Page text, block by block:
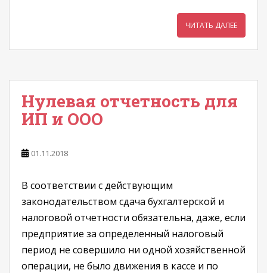
ЧИТАТЬ ДАЛЕЕ
Нулевая отчетность для
ИП и ООО
01.11.2018
В соответствии с действующим
законодательством сдача бухгалтерской и
налоговой отчетности обязательна, даже, если
предприятие за определенный налоговый
период не совершило ни одной хозяйственной
операции, не было движения в кассе и по